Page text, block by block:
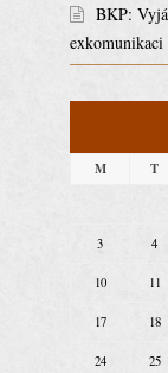
BKP:
exkomunikaci
M T
3 4
10 11
17 18
24 25